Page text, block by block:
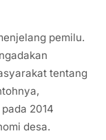
pemilu.
tentang
2014
desa.